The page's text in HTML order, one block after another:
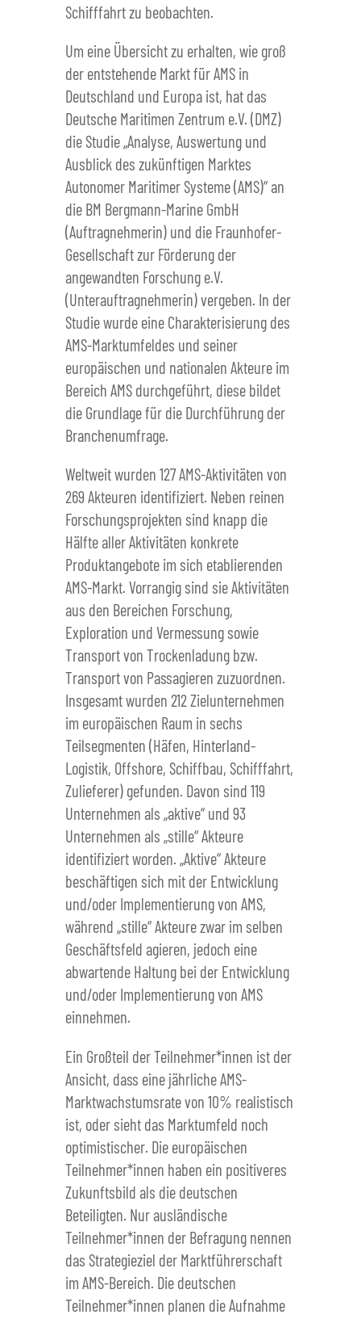
Schifffahrt zu beobachten.
Um eine Übersicht zu erhalten, wie groß
der entstehende Markt für AMS in
Deutschland und Europa ist, hat das
Deutsche Maritimen Zentrum e.V. (DMZ)
die Studie „Analyse, Auswertung und
Ausblick des zukünftigen Marktes
Autonomer Maritimer Systeme (AMS)“ an
die BM Bergmann-Marine GmbH
(Auftragnehmerin) und die Fraunhofer-
Gesellschaft zur Förderung der
angewandten Forschung e.V.
(Unterauftragnehmerin) vergeben. In der
Studie wurde eine Charakterisierung des
AMS-Marktumfeldes und seiner
europäischen und nationalen Akteure im
Bereich AMS durchgeführt, diese bildet
die Grundlage für die Durchführung der
Branchenumfrage.
Weltweit wurden 127 AMS-Aktivitäten von
269 Akteuren identifiziert. Neben reinen
Forschungsprojekten sind knapp die
Hälfte aller Aktivitäten konkrete
Produktangebote im sich etablierenden
AMS-Markt. Vorrangig sind sie Aktivitäten
aus den Bereichen Forschung,
Exploration und Vermessung sowie
Transport von Trockenladung bzw.
Transport von Passagieren zuzuordnen.
Insgesamt wurden 212 Zielunternehmen
im europäischen Raum in sechs
Teilsegmenten (Häfen, Hinterland-
Logistik, Offshore, Schiffbau, Schifffahrt,
Zulieferer) gefunden. Davon sind 119
Unternehmen als „aktive“ und 93
Unternehmen als „stille“ Akteure
identifiziert worden. „Aktive“ Akteure
beschäftigen sich mit der Entwicklung
und/oder Implementierung von AMS,
während „stille“ Akteure zwar im selben
Geschäftsfeld agieren, jedoch eine
abwartende Haltung bei der Entwicklung
und/oder Implementierung von AMS
einnehmen.
Ein Großteil der Teilnehmer*innen ist der
Ansicht, dass eine jährliche AMS-
Marktwachstumsrate von 10% realistisch
ist, oder sieht das Marktumfeld noch
optimistischer. Die europäischen
Teilnehmer*innen haben ein positiveres
Zukunftsbild als die deutschen
Beteiligten. Nur ausländische
Teilnehmer*innen der Befragung nennen
das Strategieziel der Marktführerschaft
im AMS-Bereich. Die deutschen
Teilnehmer*innen planen die Aufnahme